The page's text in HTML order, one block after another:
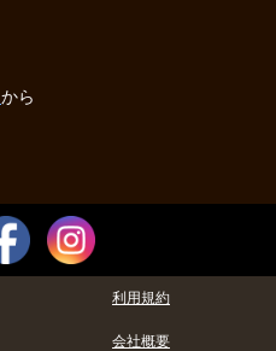
から
利用規約
会社概要